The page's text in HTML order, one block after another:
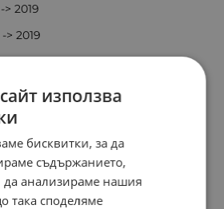
> 2019
> 2019
-> 2013
2004 -> 2013
> 2010
използва
бисквитки, за да
съдържанието,
да анализираме нашия
така споделяме